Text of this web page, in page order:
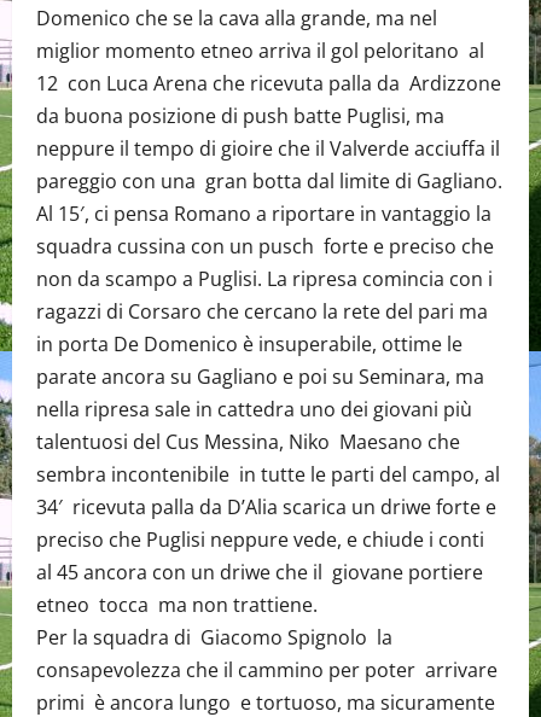
Domenico che se la cava alla grande, ma nel
miglior momento etneo arriva il gol peloritano al
12 con Luca Arena che ricevuta palla da Ardizzone
da buona posizione di push batte Puglisi, ma
neppure il tempo di gioire che il Valverde acciuffa il
pareggio con una gran botta dal limite di Gagliano.
Al 15′, ci pensa Romano a riportare in vantaggio la
squadra cussina con un pusch forte e preciso che
non da scampo a Puglisi. La ripresa comincia con i
ragazzi di Corsaro che cercano la rete del pari ma
in porta De Domenico è insuperabile, ottime le
parate ancora su Gagliano e poi su Seminara, ma
nella ripresa sale in cattedra uno dei giovani più
talentuosi del Cus Messina, Niko Maesano che
sembra incontenibile in tutte le parti del campo, al
34′ ricevuta palla da D’Alia scarica un driwe forte e
preciso che Puglisi neppure vede, e chiude i conti
al 45 ancora con un driwe che il giovane portiere
etneo tocca ma non trattiene.
Per la squadra di Giacomo Spignolo la
consapevolezza che il cammino per poter arrivare
primi è ancora lungo e tortuoso, ma sicuramente